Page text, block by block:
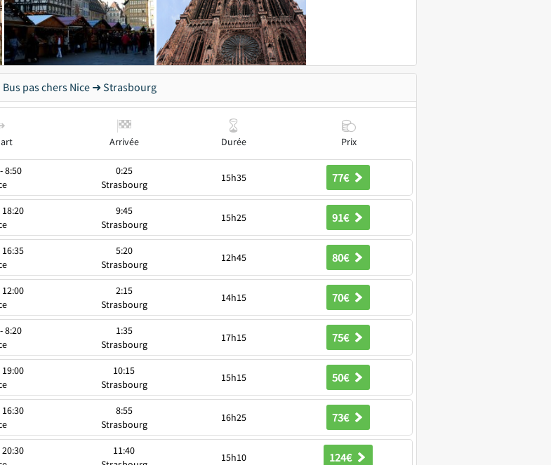
Bus pas chers Nice ➜ Strasbourg
Arrivée Durée Prix
8:50
0:25
Strasbourg
15h35 77€
9:45
Strasbourg
15h25 91€
5:20
Strasbourg
12h45 80€
2:15
Strasbourg
14h15 70€
8:20
1:35
Strasbourg
17h15 75€
10:15
Strasbourg
15h15 50€
8:55
Strasbourg
16h25 73€
11:40
15h10 124€